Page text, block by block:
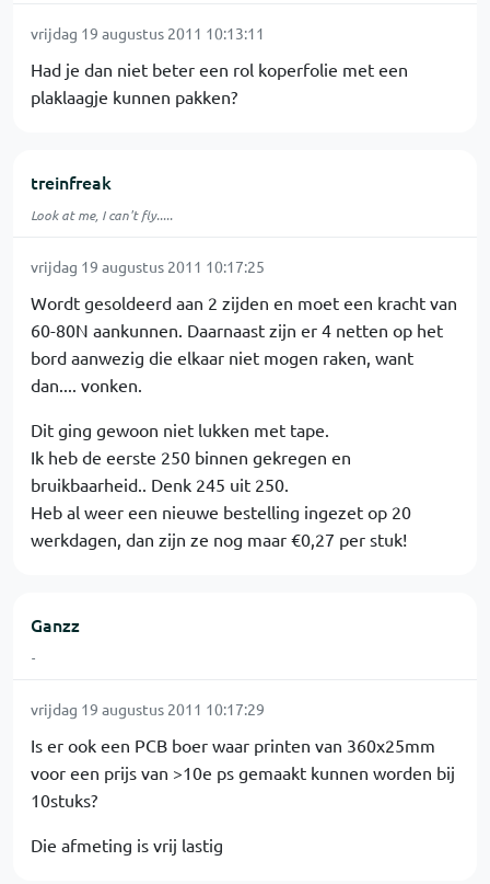
vrijdag 19 augustus 2011 10:13:11
Had je dan niet beter een rol koperfolie met een
plaklaagje kunnen pakken?
treinfreak
Look at me, I can't fly.....
vrijdag 19 augustus 2011 10:17:25
Wordt gesoldeerd aan 2 zijden en moet een kracht van
60-80N aankunnen. Daarnaast zijn er 4 netten op het
bord aanwezig die elkaar niet mogen raken, want
dan.... vonken.
Dit ging gewoon niet lukken met tape.
Ik heb de eerste 250 binnen gekregen en
bruikbaarheid.. Denk 245 uit 250.
Heb al weer een nieuwe bestelling ingezet op 20
werkdagen, dan zijn ze nog maar €0,27 per stuk!
Ganzz
-
vrijdag 19 augustus 2011 10:17:29
Is er ook een PCB boer waar printen van 360x25mm
voor een prijs van >10e ps gemaakt kunnen worden bij
10stuks?
Die afmeting is vrij lastig